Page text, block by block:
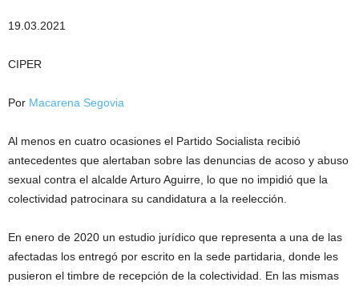
19.03.2021
CIPER
Por Macarena Segovia
Al menos en cuatro ocasiones el Partido Socialista recibió
antecedentes que alertaban sobre las denuncias de acoso y abuso
sexual contra el alcalde Arturo Aguirre, lo que no impidió que la
colectividad patrocinara su candidatura a la reelección.
En enero de 2020 un estudio jurídico que representa a una de las
afectadas los entregó por escrito en la sede partidaria, donde les
pusieron el timbre de recepción de la colectividad. En las mismas